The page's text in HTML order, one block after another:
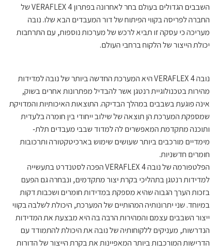
השבבים הגדולים בעולם בחר לאחרונה בפתרון VERAFLEX 4 של
החברה לפריסה בקווי הפיתוח של דור המעבדים הבא שלו. נובה
מעריכה כי עסקה זו תביא לרכש של מערכות נוספות, עם התרחבות
יכולת הייצור של הלקוח ברחבי העולם.
נובה 4 VERAFLEX היא המערכת החדשה ביותר של נובה למדידות
מהירות בטכנולוגיית רנטגן אשר להבדיל מפתרונות אחרים בשוק,
אינה פוגעת בשבבים במהלך הבדיקה. התוצאות האיכותיות והמדויקת
שמספקת המערכת הן תוצאה של שילוב ייחודי בין חומרה בלעדית
ותוכנה מתקדמת המאפשרים לה למדוד שבבי מעבדים תלת-
מימדיים מורכבים ביותר שעושים שימוש בארכיטקטורה ותרכובות
חומרים חדשניות.
הפלטפורמה של נובה 4 VERAFLEX הפכה לסטנדרט בתעשייה
למדידות רנטגן בתהליכי בקרת יצור מתקדמים, ונבחרה גם הפעם
בזכות הערך הגבוה שהיא מספקת במדידות חומרים ושכבות דקות
במיוחד. שני יתרונותיה המהותיים של המערכת, היכולת לשלבה בקווי
ייצור השבבים עצמם והמהירות הרבה בה היא מבצעת את המדידות
הנדרשות, מעניקים ללקוחותיה של נובה את היכולת להתמודד עם
הדרישות המורכבות ביותר המאפיינות את בקרת הייצור של הדורות